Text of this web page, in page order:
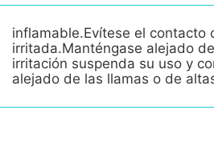
inflamable.Evítese el contacto
irritada.Manténgase alejado
irritación suspenda su uso y
alejado de las llamas o de